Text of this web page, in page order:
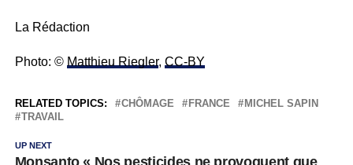
La Rédaction
Photo: © Matthieu Riegler, CC-BY
RELATED TOPICS: CHÔMAGE FRANCE
MICHEL SAPIN
TRAVAIL
UP NEXT
Monsanto « Nos pesticides ne provoquent que